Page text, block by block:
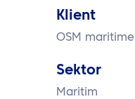
Klient
OSM maritime
Sektor
Maritim